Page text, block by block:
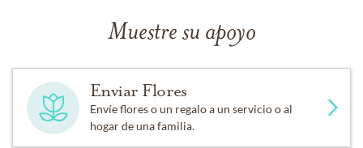
Muestre su apoyo
Enviar Flores
Envíe flores o un regalo a un servicio o al
hogar de una familia.